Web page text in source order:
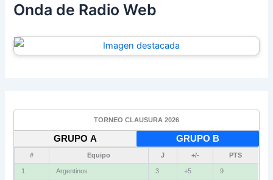
Onda de Radio Web
TORNEO CLAUSURA 2026
GRUPO A GRUPO B
# Equipo J +/- PTS
1 Argentinos 3 +5 9